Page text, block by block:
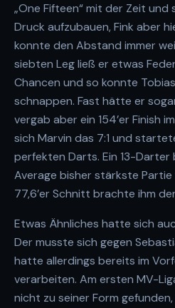
„One Fifteen“ mit der Zeit
Druck aufzubauen, Fink aber
konnte den Abstand immer
siebten Leg ließ er etwas
Chancen und so konnte
schnappen. Fast hätte er
vergab aber ein 154’er Finish
sich Marvin das 7:1 und
perfekten Darts. Ein 13-
Average bisher stärkste Partie
77,6’er Schnitt brachte ihm
Etwas Ähnliches hatte sich
Der musste sich gegen
hatte allerdings bereits im
verarbeiten. Am ersten MV-
nicht zu seiner Form